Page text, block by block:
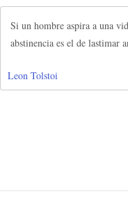
Si un hombre aspira a una
abstinencia es el de lastimar
Leon Tolstoi